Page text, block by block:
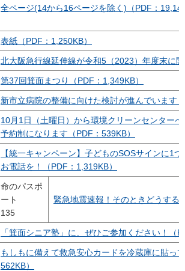
全ページ(14から16ページを除く)（PDF：
表紙（PDF：1,250KB）
北大阪急行線延伸線が令和5（2023）年度末に
第37回箕面まつり（PDF：1,349KB）
新市立病院の整備に向けた検討が進んでいます
10月1日（土曜日）から環境クリーンセンター
予約制になります（PDF：539KB）
【統一キャンペーン】子どものSOSサインに1
お電話を！（PDF：1,319KB）
命のパスポ
ート
135
緊急地震速報！そのときどうする
「箕面シニア塾」に、ぜひご参加ください！（
もしもに備えて救急安心カードを冷蔵庫に貼っ
562KB）